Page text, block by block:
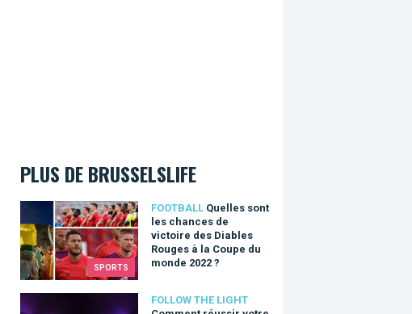
PLUS DE BRUSSELSLIFE
SPORTS
FOOTBALL Quelles sont
les chances de
victoire des Diables
Rouges à la Coupe du
monde 2022 ?
Quelles sont les chances de victoire des Diables Rouges à la Coupe
FOLLOW THE LIGHT
Comment réussir votre semaine bruxelloise Bright Brussels ?